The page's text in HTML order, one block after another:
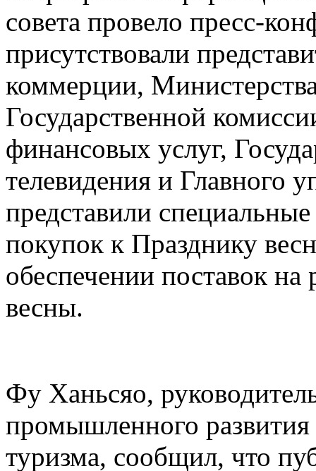
совета провело пресс-
присутствовали
коммерции,
Государственной
финансовых услуг,
телевидения и Главного
представили
покупок к Празднику
обеспечении поставок
весны.
Фу Ханьсяо,
промышленного
туризма, сообщил, что